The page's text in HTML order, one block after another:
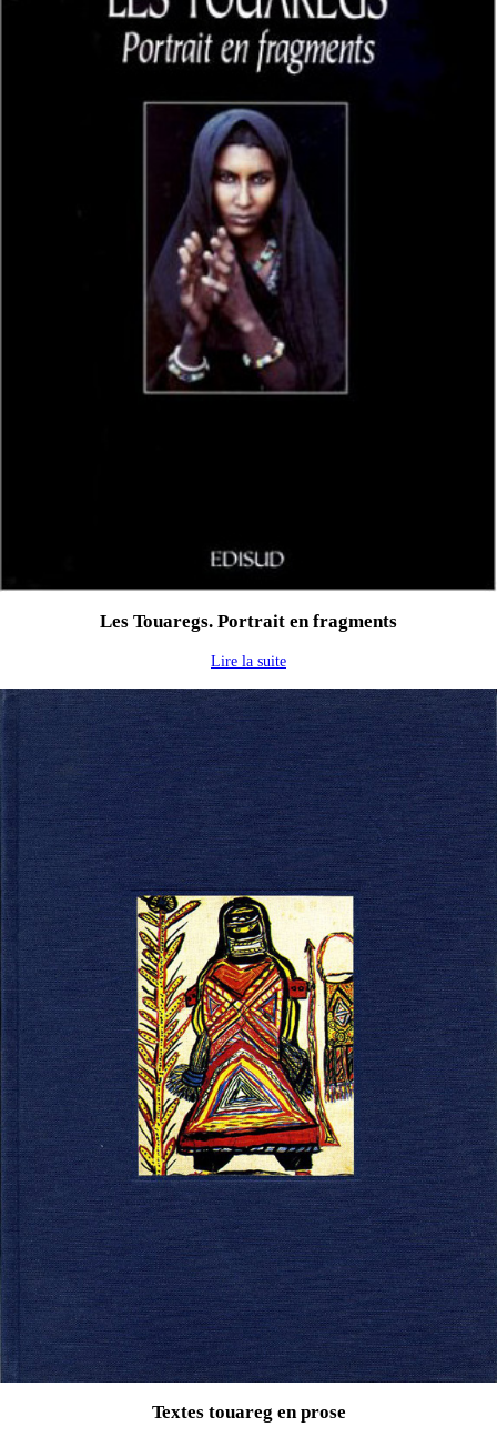
Les Touaregs. Portrait en fragments
Lire la suite
Textes touareg en prose